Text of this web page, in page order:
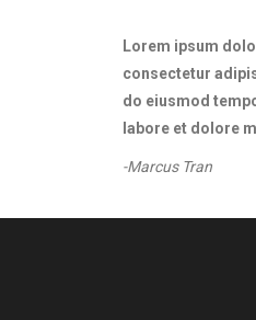
Lorem ipsum
consectetur
do eiusmod
labore et dolore
-Marcus Tran